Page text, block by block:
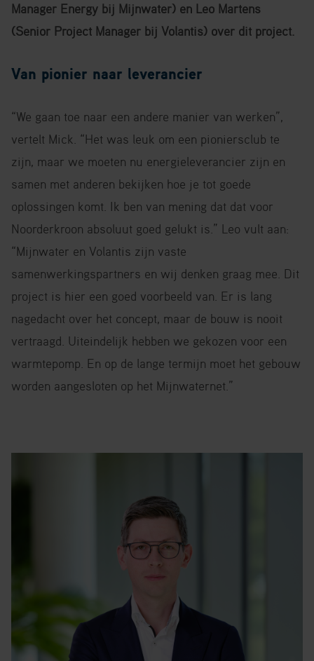
Manager Energy bij Mijnwater) en Leo Martens
(Senior Project Manager bij Volantis) over dit project.
Van pionier naar leverancier
“We gaan toe naar een andere manier van werken”,
vertelt Mick. “Het was leuk om een pioniersclub te
zijn, maar we moeten nu energieleverancier zijn en
samen met anderen bekijken hoe je tot goede
oplossingen komt. Ik ben van mening dat dat voor
Noorderkroon absoluut goed gelukt is.” Leo vult aan:
“Mijnwater en Volantis zijn vaste
samenwerkingspartners en wij denken graag mee. Dit
project is hier een goed voorbeeld van. Er is lang
nagedacht over het concept, maar de bouw is nooit
vertraagd. Uiteindelijk hebben we gekozen voor een
warmtepomp. En op de lange termijn moet het gebouw
worden aangesloten op het Mijnwaternet.”